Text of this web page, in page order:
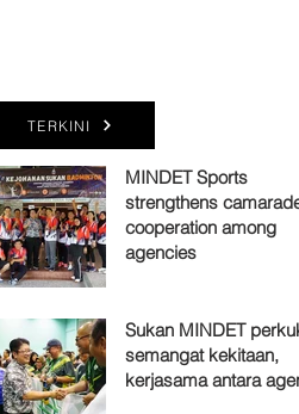
TERKINI
MINDET Sports
strengthens
cooperation among
agencies
Sukan MINDET
semangat kekitaan,
kerjasama antara